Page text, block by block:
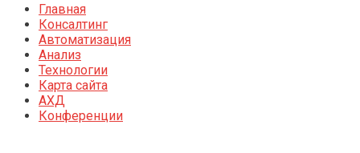
Главная
Консалтинг
Автоматизация
Анализ
Технологии
Карта сайта
АХД
Конференции